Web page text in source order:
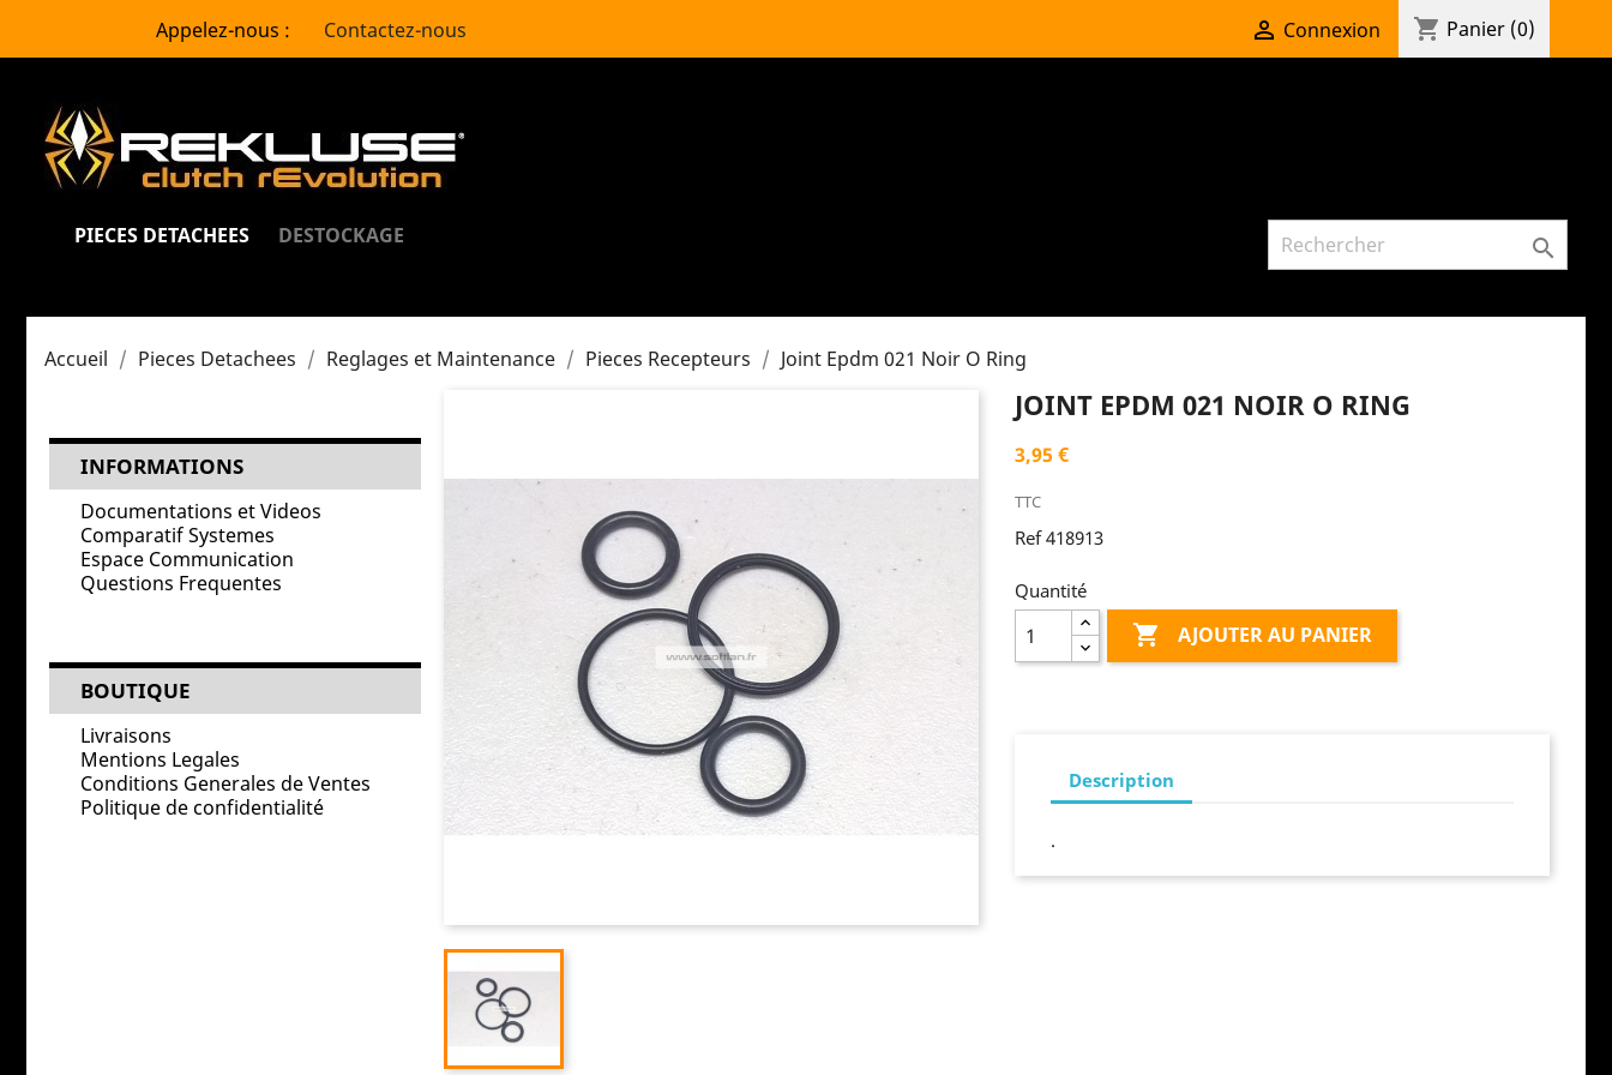
Appelez-nous : Contactez-nous  Connexion shopping_cart Panier (0)
PIECES DETACHEES DESTOCKAGE 
Accueil Pieces Detachees Reglages et Maintenance Pieces Recepteurs Joint Epdm 021 Noir O Ring
INFORMATIONS
Documentations et Videos
Comparatif Systemes
Espace Communication
Questions Frequentes
BOUTIQUE
Livraisons
Mentions Legales
Conditions Generales de Ventes
Politique de confidentialité
JOINT EPDM 021 NOIR O RING
3,95 €
TTC
Ref 418913
Quantité
 AJOUTER AU PANIER
Description
.